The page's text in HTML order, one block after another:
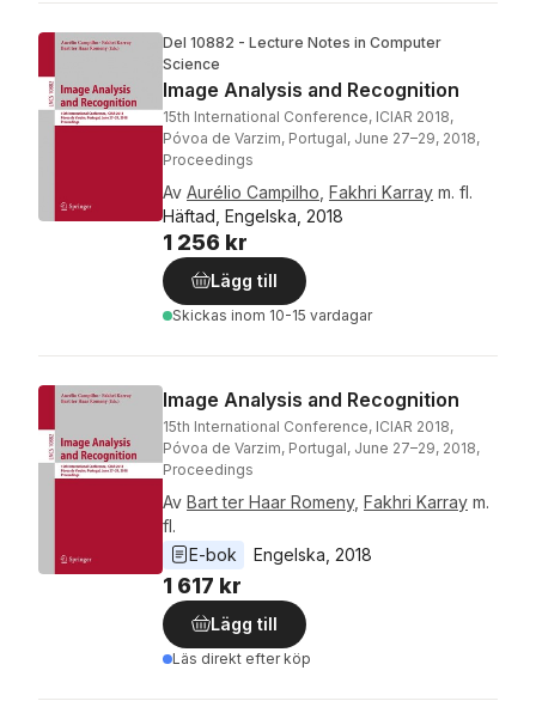
Del 10882 - Lecture Notes in Computer
Science
Image Analysis and Recognition
15th International Conference, ICIAR 2018,
Póvoa de Varzim, Portugal, June 27–29, 2018,
Proceedings
Av Aurélio Campilho Fakhri Karray m. fl.
Häftad, Engelska, 2018
1 256 kr
Lägg till
Skickas inom 10-15 vardagar
Image Analysis and Recognition
15th International Conference, ICIAR 2018,
Póvoa de Varzim, Portugal, June 27–29, 2018,
Proceedings
Av Bart ter Haar Romeny, Fakhri Karray m.
fl.
E-bok
Engelska 2018
1 617 kr
Lägg till
Läs direkt efter köp